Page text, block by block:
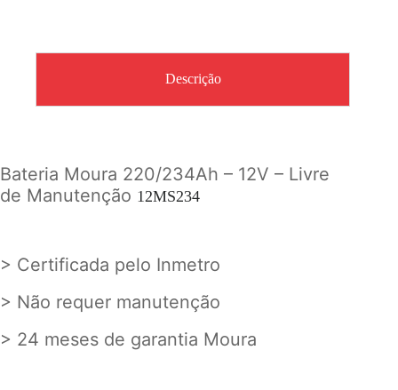
Descrição
Bateria Moura 220/234Ah – 12V – Livre
de Manutenção 12MS234
> Certificada pelo Inmetro
> Não requer manutenção
> 24 meses de garantia Moura